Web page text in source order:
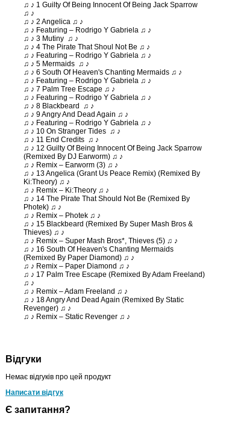
♫ ♪ 1 Guilty Of Being Innocent Of Being Jack Sparrow
♫ ♪
♫ ♪ 2 Angelica ♫ ♪
♫ ♪ Featuring – Rodrigo Y Gabriela ♫ ♪
♫ ♪ 3 Mutiny ♫ ♪
♫ ♪ 4 The Pirate That Shoul Not Be ♫ ♪
♫ ♪ Featuring – Rodrigo Y Gabriela ♫ ♪
♫ ♪ 5 Mermaids ♫ ♪
♫ ♪ 6 South Of Heaven's Chanting Mermaids ♫ ♪
♫ ♪ Featuring – Rodrigo Y Gabriela ♫ ♪
♫ ♪ 7 Palm Tree Escape ♫ ♪
♫ ♪ Featuring – Rodrigo Y Gabriela ♫ ♪
♫ ♪ 8 Blackbeard ♫ ♪
♫ ♪ 9 Angry And Dead Again ♫ ♪
♫ ♪ Featuring – Rodrigo Y Gabriela ♫ ♪
♫ ♪ 10 On Stranger Tides ♫ ♪
♫ ♪ 11 End Credits ♫ ♪
♫ ♪ 12 Guilty Of Being Innocent Of Being Jack Sparrow
(Remixed By DJ Earworm) ♫ ♪
♫ ♪ Remix – Earworm (3) ♫ ♪
♫ ♪ 13 Angelica (Grant Us Peace Remix) (Remixed By
Ki:Theory) ♫ ♪
♫ ♪ Remix – Ki:Theory ♫ ♪
♫ ♪ 14 The Pirate That Should Not Be (Remixed By
Photek) ♫ ♪
♫ ♪ Remix – Photek ♫ ♪
♫ ♪ 15 Blackbeard (Remixed By Super Mash Bros &
Thieves) ♫ ♪
♫ ♪ Remix – Super Mash Bros*, Thieves (5) ♫ ♪
♫ ♪ 16 South Of Heaven's Chanting Mermaids
(Remixed By Paper Diamond) ♫ ♪
♫ ♪ Remix – Paper Diamond ♫ ♪
♫ ♪ 17 Palm Tree Escape (Remixed By Adam Freeland)
♫ ♪
♫ ♪ Remix – Adam Freeland ♫ ♪
♫ ♪ 18 Angry And Dead Again (Remixed By Static
Revenger) ♫ ♪
♫ ♪ Remix – Static Revenger ♫ ♪
Відгуки
Немає відгуків про цей продукт
Написати відгук
Є запитання?